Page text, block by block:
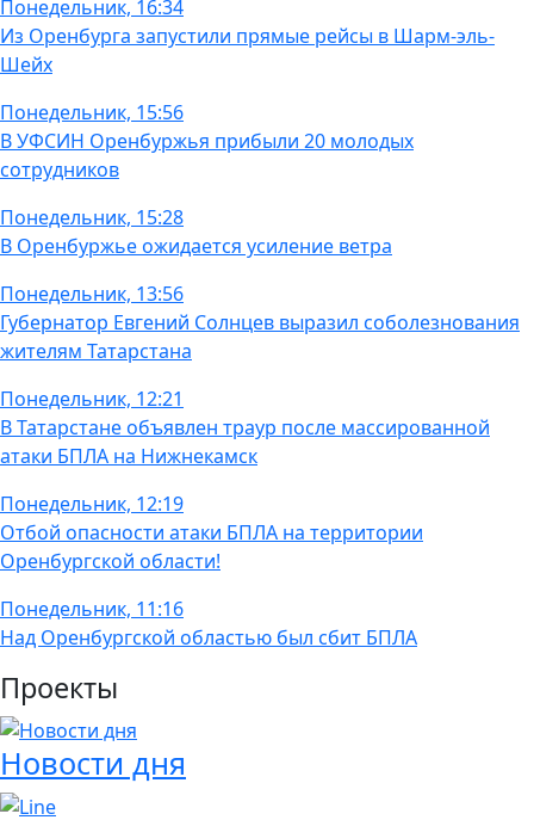
Понедельник, 16:34
Из Оренбурга запустили прямые рейсы в Шарм-эль-
Шейх
Понедельник, 15:56
В УФСИН Оренбуржья прибыли 20 молодых
сотрудников
Понедельник, 15:28
В Оренбуржье ожидается усиление ветра
Понедельник, 13:56
Губернатор Евгений Солнцев выразил соболезнования
жителям Татарстана
Понедельник, 12:21
В Татарстане объявлен траур после массированной
атаки БПЛА на Нижнекамск
Понедельник, 12:19
Отбой опасности атаки БПЛА на территории
Оренбургской области!
Понедельник, 11:16
Над Оренбургской областью был сбит БПЛА
Проекты
Новости дня